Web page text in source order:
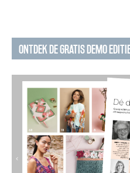
ONTDEK DE GRATIS DEMO